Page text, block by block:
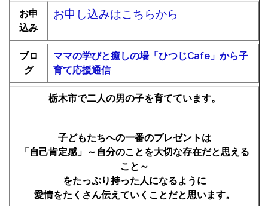
お申
込み
お申し込みはこちらから
ブロ
グ
ママの学びと癒しの場「ひつじCafe」から子
育て応援通信
栃木市で二人の男の子を育てています。
子どもたちへの一番のプレゼントは
「自己肯定感」～自分のことを大切な存在だと思える
こと～
をたっぷり持った人になるように
愛情をたくさん伝えていくことだと思います。